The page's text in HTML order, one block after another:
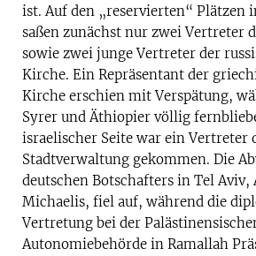
ist. Auf den „reservierten“ Plätzen
saßen zunächst nur zwei Vertreter
sowie zwei junge Vertreter der
Kirche. Ein Repräsentant der
Kirche erschien mit Verspätung,
Syrer und Äthiopier völlig
israelischer Seite war ein Vertreter
Stadtverwaltung gekommen. Die
deutschen Botschafters in Tel Aviv,
Michaelis, fiel auf, während die
Vertretung bei der
Autonomiebehörde in Ramallah